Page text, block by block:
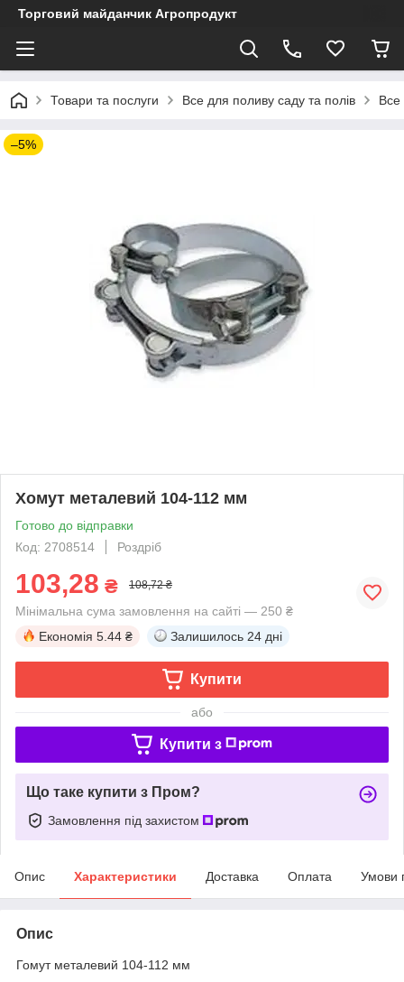
Торговий майданчик Агропродукт
Товари та послуги Все для поливу саду та полів Все
–5%
Хомут металевий 104-112 мм
Готово до відправки
Код: 2708514
Роздріб
103,28 ₴ 108,72 ₴
Мінімальна сума замовлення на сайті — 250 ₴
Економія 5.44 ₴ Залишилось 24 дні
Купити
або
Купити з
Що таке купити з Пром?
Замовлення під захистом
Опис Характеристики Доставка Оплата Умови
Опис
Гомут металевий 104-112 мм